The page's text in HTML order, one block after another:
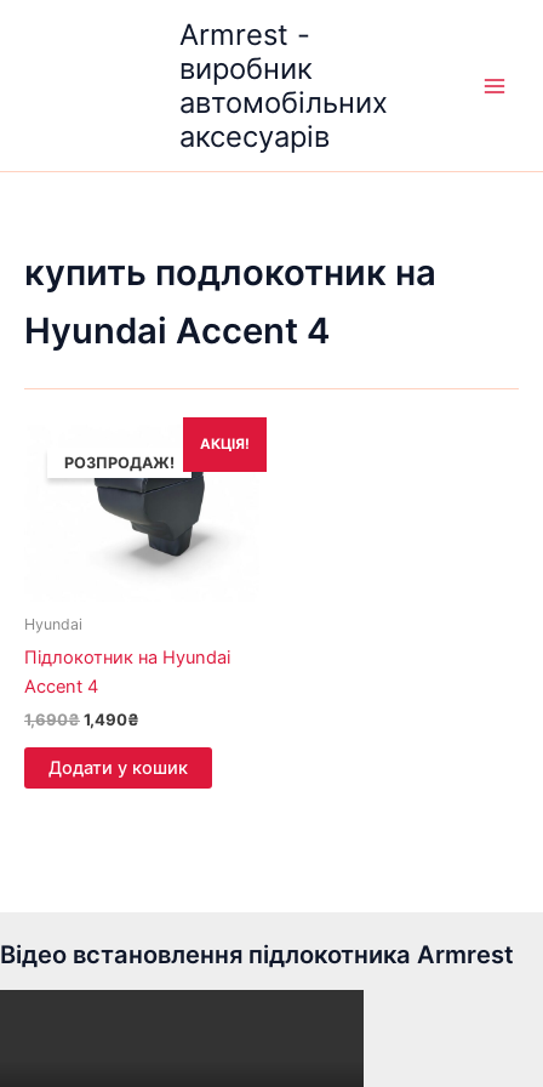
Armrest -
виробник
автомобільних
аксесуарів
купить подлокотник на
Hyundai Accent 4
АКЦІЯ!
РОЗПРОДАЖ!
Hyundai
Підлокотник на Hyundai
Accent 4
1,690₴
ціна:
1,690₴.
1,490₴
ціна:
1,490₴.
Додати у кошик
Відео встановлення підлокотника Armrest